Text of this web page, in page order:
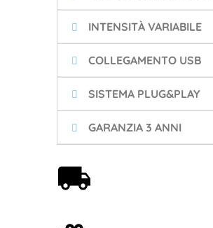
INTENSITÀ VARIABILE
COLLEGAMENTO USB
SISTEMA PLUG&PLAY
GARANZIA 3 ANNI